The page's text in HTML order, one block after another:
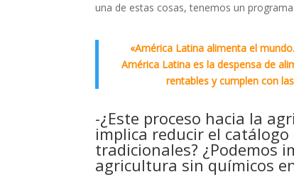
una de estas cosas, tenemos un
«América Latina alimenta el
América Latina es la despensa de
rentables y cumplen con
-¿Este proceso hacia la
implica reducir el
tradicionales? ¿Podemos
agricultura sin químicos